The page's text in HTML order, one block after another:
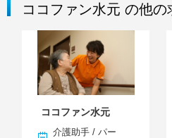
ココファン水元 の他の
ココファン水元
介護助手 / パー